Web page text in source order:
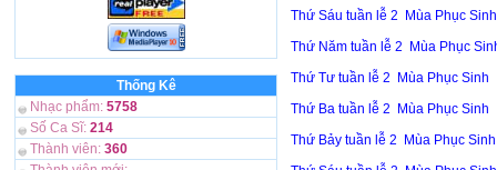
Thống Kê
Nhạc phẩm: 5758
Số Ca Sĩ: 214
Thành viên: 360
Thứ Sáu tuần lễ 2 Mùa Phục Sinh
Thứ Năm tuần lễ 2 Mùa Phục
Thứ Tư tuần lễ 2 Mùa Phục Sinh
Thứ Ba tuần lễ 2 Mùa Phục Sinh
Thứ Bảy tuần lễ 2 Mùa Phục Sinh